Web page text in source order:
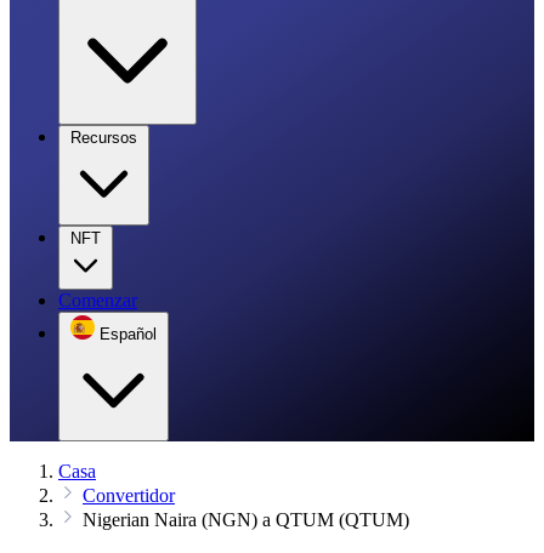
Recursos
NFT
Comenzar
Español
Casa
Convertidor
Nigerian Naira (NGN) a QTUM (QTUM)